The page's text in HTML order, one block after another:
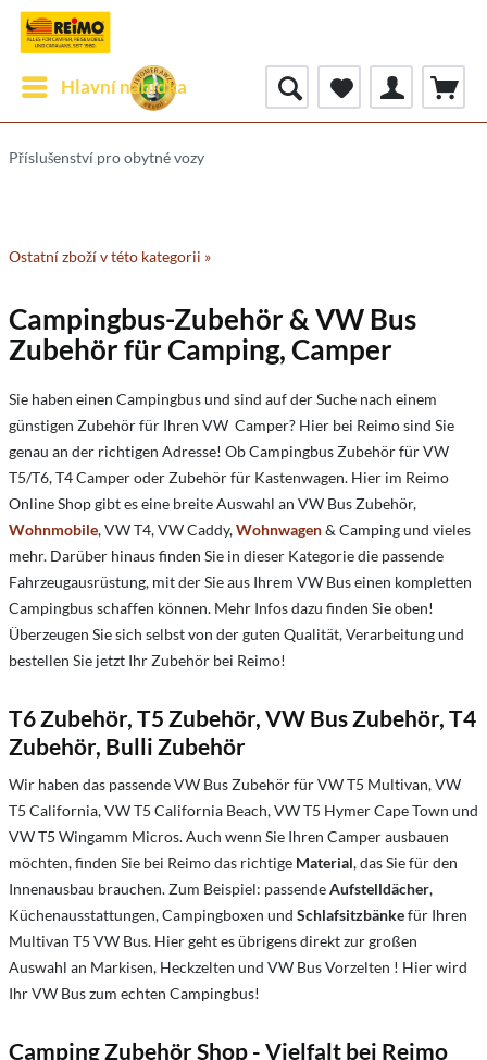
Hlavní nabídka
Příslušenství pro obytné vozy
Ostatní zboží v této kategorii »
Campingbus-Zubehör & VW Bus
Zubehör für Camping, Camper
Sie haben einen Campingbus und sind auf der Suche nach einem
günstigen Zubehör für Ihren VW Camper? Hier bei Reimo sind Sie
genau an der richtigen Adresse! Ob Campingbus Zubehör für VW
T5/T6, T4 Camper oder Zubehör für Kastenwagen. Hier im Reimo
Online Shop gibt es eine breite Auswahl an VW Bus Zubehör,
Wohnmobile, VW T4, VW Caddy,Wohnwagen& Camping und vieles
mehr. Darüber hinaus finden Sie in dieser Kategorie die passende
Fahrzeugausrüstung, mit der Sie aus Ihrem VW Bus einen kompletten
Campingbus schaffen können. Mehr Infos dazu finden Sie oben!
Überzeugen Sie sich selbst von der guten Qualität, Verarbeitung und
bestellen Sie jetzt Ihr Zubehör bei Reimo!
T6 Zubehör, T5 Zubehör, VW Bus Zubehör, T4
Zubehör, Bulli Zubehör
Wir haben das passende VW Bus Zubehör für VW T5 Multivan, VW
T5 California, VW T5 California Beach, VW T5 Hymer Cape Town und
VW T5 Wingamm Micros. Auch wenn Sie Ihren Camper ausbauen
möchten, finden Sie bei Reimo das richtige Material, das Sie für den
Innenausbau brauchen. Zum Beispiel: passendeAufstelldächer,
Küchenausstattungen, Campingboxen und Schlafsitzbänkefür Ihren
Multivan T5 VW Bus. Hier geht es übrigens direkt zur großen
Auswahl an Markisen, Heckzelten und VW Bus Vorzelten ! Hier wird
Ihr VW Bus zum echten Campingbus!
Camping Zubehör Shop - Vielfalt bei Reimo